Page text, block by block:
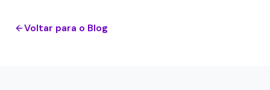
Voltar para o Blog